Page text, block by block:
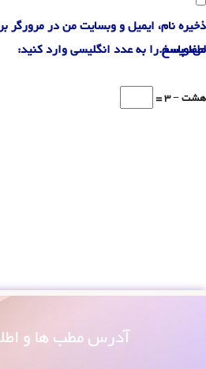
ذخیره نام، ایمیل و وبسایت من در مرورگر
می‌نویسم.
لطفا پاسخ را به عدد انگلیسی وارد کنید:
هشت − 3 =
آدرس مطب ها و